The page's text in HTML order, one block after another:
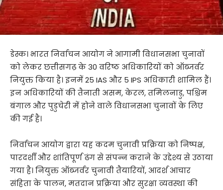
डेस्क। भारत निर्वाचन आयोग ने आगामी विधानसभा चुनावों
को लेकर छत्तीसगढ़ के 30 वरिष्ठ अधिकारियों को ऑब्जर्वर
नियुक्त किया है। इनमें 25 IAS और 5 IPS अधिकारी शामिल हैं।
इन अधिकारियों की तैनाती असम, केरल, तमिलनाडु, पश्चिम
बंगाल और पुडुचेरी में होने वाले विधानसभा चुनावों के लिए
की गई है।
निर्वाचन आयोग द्वारा यह कदम चुनावी प्रक्रिया को निष्पक्ष,
पारदर्शी और शांतिपूर्ण ढंग से संपन्न कराने के उद्देश्य से उठाया
गया है। नियुक्त ऑब्जर्वर चुनावी तैयारियों, आदर्श आचार
संहिता के पालन, मतदान प्रक्रिया और सुरक्षा व्यवस्था की